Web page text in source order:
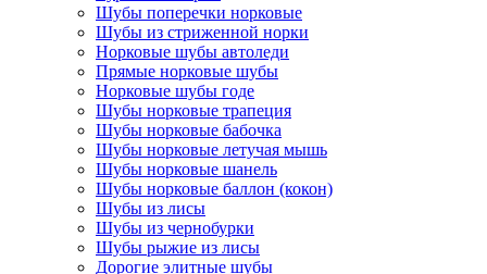
Шубы поперечки норковые
Шубы из стриженной норки
Норковые шубы автоледи
Прямые норковые шубы
Норковые шубы годе
Шубы норковые трапеция
Шубы норковые бабочка
Шубы норковые летучая мышь
Шубы норковые шанель
Шубы норковые баллон (кокон)
Шубы из лисы
Шубы из чернобурки
Шубы рыжие из лисы
Дорогие элитные шубы